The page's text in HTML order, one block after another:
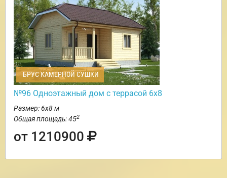
БРУС КАМЕРНОЙ СУШКИ
№96 Одноэтажный дом с террасой 6х8
Размер: 6х8 м
Общая площадь: 452
от 1210900